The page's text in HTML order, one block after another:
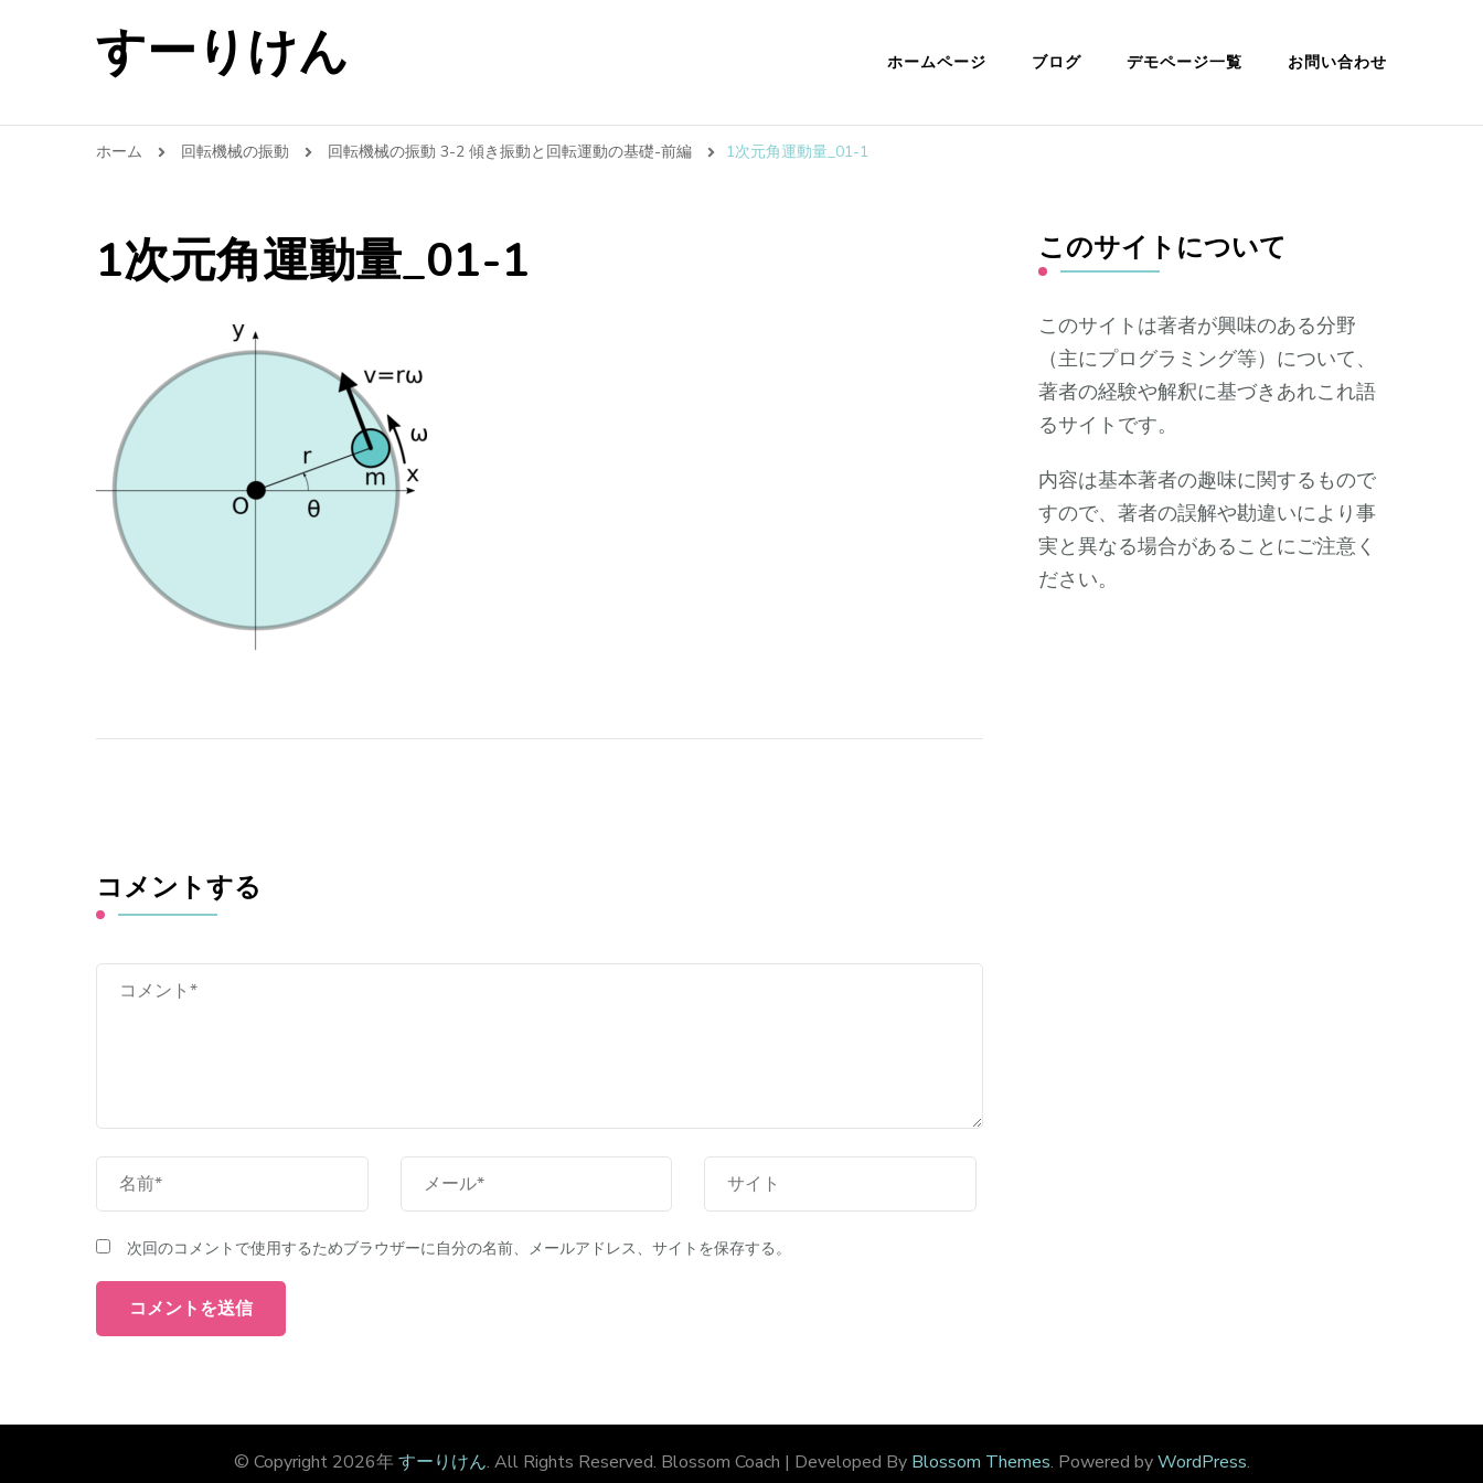
すーりけん ホームページ ブログ デモページ一覧 お問い合わせ
ホーム 回転機械の振動 回転機械の振動 3-2 傾き振動と回転運動の基礎-前編 1次元角運動量_01-1
1次元角運動量_01-1
コメントする
次回のコメントで使用するためブラウザーに自分の名前、メールアドレス、サイトを保存する。
このサイトについて
このサイトは著者が興味のある分野
（主にプログラミング等）について、
著者の経験や解釈に基づきあれこれ語
るサイトです。
内容は基本著者の趣味に関するもので
すので、著者の誤解や勘違いにより事
実と異なる場合があることにご注意く
ださい。
© Copyright 2026年すーりけん. All Rights Reserved. Blossom Coach | Developed By Blossom Themes. Powered byWordPress.